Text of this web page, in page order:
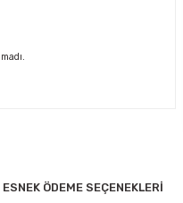
ESNEK ÖDEME SEÇENEKLERİ